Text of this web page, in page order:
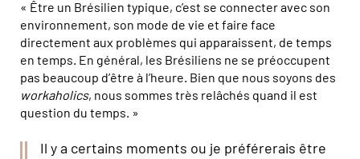
« Être un Brésilien typique, c’est se connecter avec son
environnement, son mode de vie et faire face
directement aux problèmes qui apparaissent, de temps
en temps. En général, les Brésiliens ne se préoccupent
pas beaucoup d’être à l’heure. Bien que nous soyons des
workaholics, nous sommes très relâchés quand il est
question du temps. »
Il y a certains moments ou je préférerais être